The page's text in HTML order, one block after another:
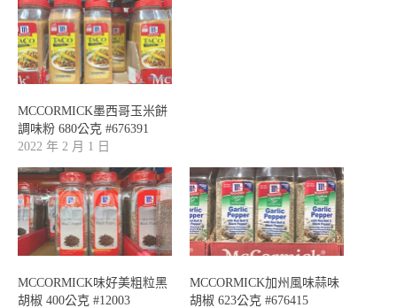
MCCORMICK墨西哥玉米餅
調味粉 680公克 #676391
2022 年 2 月 1 日
MCCORMICK味好美粗粒黑
胡椒 400公克 #12003
MCCORMICK加州風味蒜味
胡椒 623公克 #676415